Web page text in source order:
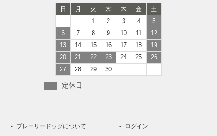
日 月 火 水 木 金
土
1
2 3 4
5
6
7 8 9 10 11
12
13
14 15 16 17 18
19
20
21 22 23 24 25
26
27
28 29 30
定休日
プレーリードッグについて ログイン